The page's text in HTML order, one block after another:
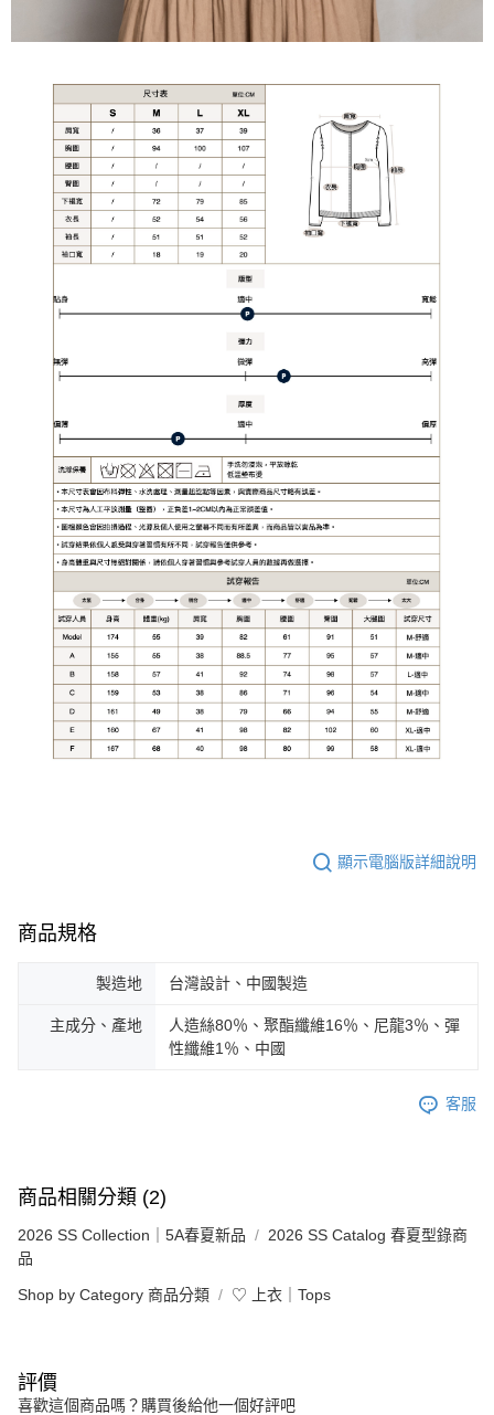
顯示電腦版詳細說明
商品規格
製造地 台灣設計、中國製造
主成分、產地
人造絲80％、聚酯纖維16％、尼龍3％、彈
性纖維1％、中國
客服
商品相關分類 (2)
2026 SS Collection｜5A春夏新品
2026 SS Catalog 春夏型錄商
品
Shop by Category 商品分類 ♡ 上衣｜Tops
評價
喜歡這個商品嗎？購買後給他一個好評吧